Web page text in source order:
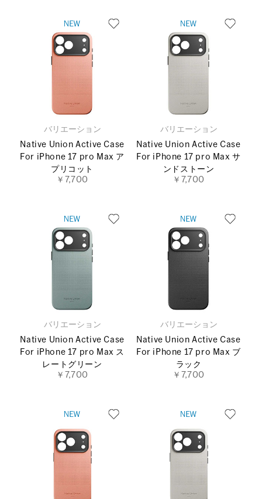
バリエーション
Native Union Active Case
For iPhone 17 pro Max ア
プリコット
￥7,700
バリエーション
Native Union Active Case
For iPhone 17 pro Max サ
ンドストーン
￥7,700
バリエーション
Native Union Active Case
For iPhone 17 pro Max ス
レートグリーン
￥7,700
バリエーション
Native Union Active Case
For iPhone 17 pro Max ブ
ラック
￥7,700